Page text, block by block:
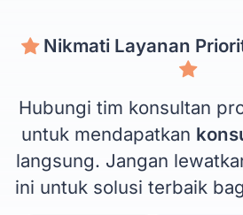
Nikmati Layanan
Hubungi tim konsultan
untuk mendapatkan
langsung. Jangan
ini untuk solusi terbaik